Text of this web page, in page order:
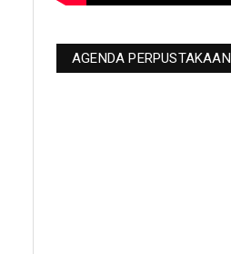
AGENDA PERPUSTAKAAN